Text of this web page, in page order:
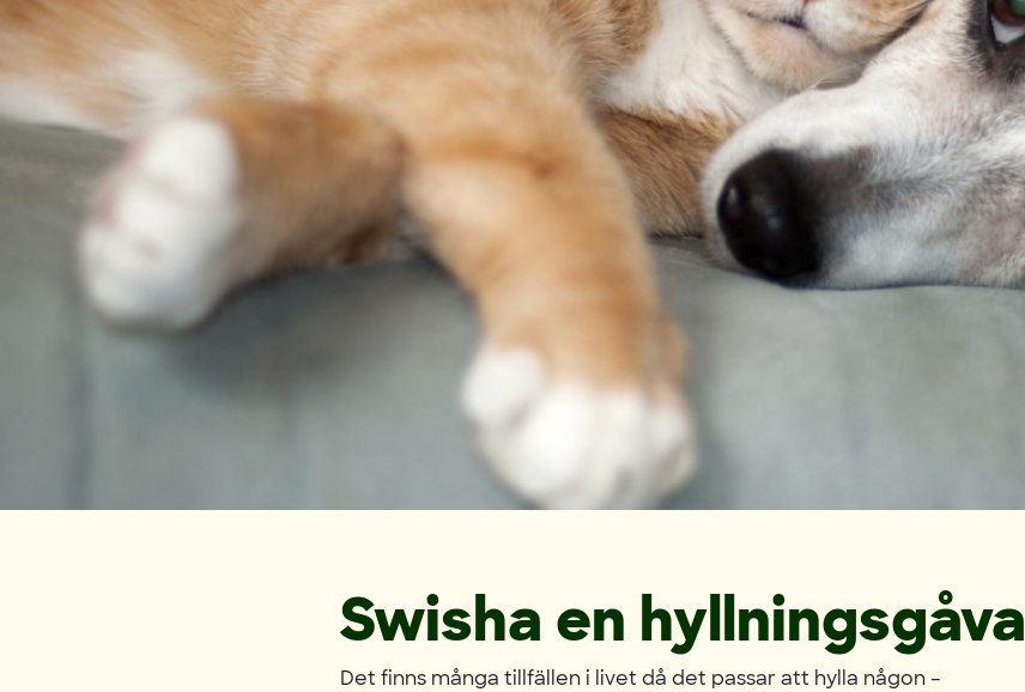
Swisha en hyllningsgåva
Det finns många tillfällen i livet då det passar att hylla någon –